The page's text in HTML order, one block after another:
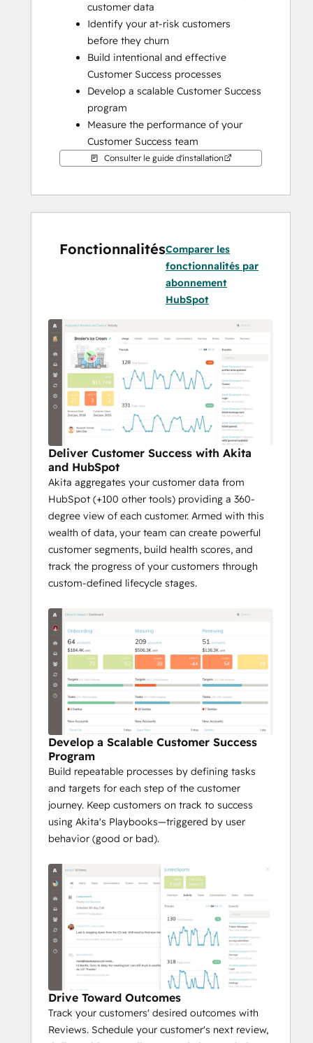
customer data
Identify your at-risk customers
before they churn
Build intentional and effective
Customer Success processes
Develop a scalable Customer Success
program
Measure the performance of your
Customer Success team
Be the driving force toward a
Consulter le guide d'installation
FonctionnalitésComparer les
fonctionnalités par
abonnement
HubSpot
Deliver Customer Success with Akita
and HubSpot
Akita aggregates your customer data from
HubSpot (+100 other tools) providing a 360-
degree view of each customer. Armed with this
wealth of data, your team can create powerful
customer segments, build health scores, and
track the progress of your customers through
custom-defined lifecycle stages.
Develop a Scalable Customer Success
Program
Build repeatable processes by defining tasks
and targets for each step of the customer
journey. Keep customers on track to success
using Akita's Playbooks—triggered by user
behavior (good or bad).
Drive Toward Outcomes
Track your customers' desired outcomes with
Reviews. Schedule your customer's next review,